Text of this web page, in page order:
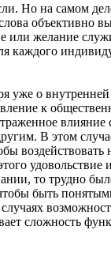
Но на самом
объективно
или желание
каждого
уже о
к
В этом
удовольствие
то трудно
быть
сложность